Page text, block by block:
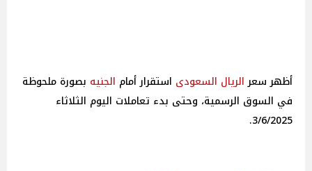
أظهر سعرالريال السعودى استقرار أمام الجنيه بصورة ملحوظة
في السوق الرسمية، وحتى بدء تعاملات اليوم الثلاثاء
3/6/2025.